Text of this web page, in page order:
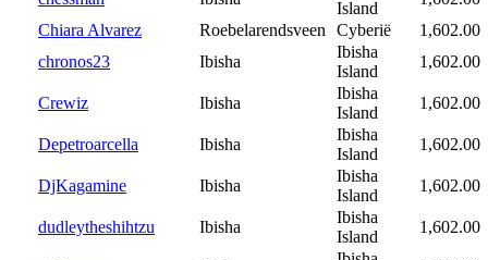
Island
Chiara Alvarez
Roebelarendsveen Cyberië
1,602.00
chronos23
Ibisha
Ibisha
Island
1,602.00
Crewiz Ibisha
Ibisha
Island
1,602.00
Depetroarcella Ibisha
Ibisha
Island
1,602.00
DjKagamine Ibisha
Ibisha
Island
1,602.00
dudleytheshihtzu Ibisha
Ibisha
Island
1,602.00